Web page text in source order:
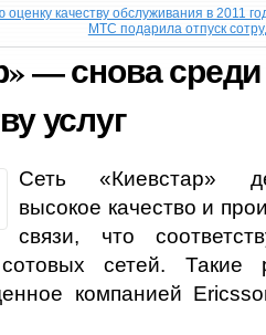
качеству обслуживания в 2011
МТС подарила отпуск
— снова
услуг
Сеть «Киевстар»
высокое качество и
связи, что
сетей. Такие
компанией